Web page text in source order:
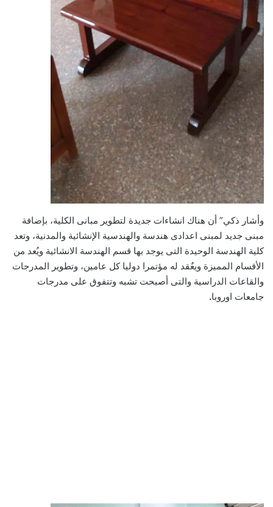
وأشار ذكي” أن هناك انشاءات جديدة لتطوير مبانى الكلية، بإضافة
مبنى جديد لمبنى اعدادى هندسة والهندسية الإنشائية والمدنية، وتعد
كلية الهندسة الوحيدة التى يوجد بها قسم الهندسة الانشائية ويُعد من
الأقسام المميزة ويعٌقد له مؤتمرا دوليا كل عامين، وتطوير المدرجات
والقاعات الدراسية والتى أصبحت تشبه وتتفوق على مدرجات
جامعات اوروبا.